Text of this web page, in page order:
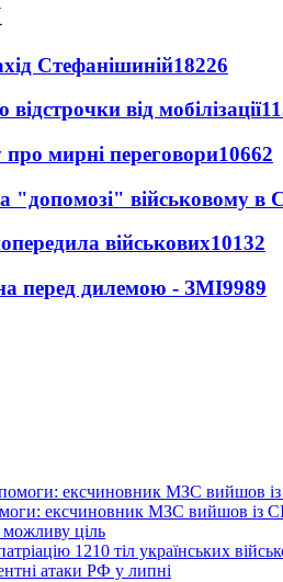
Стефанішиній18226
від мобілізації
про мирні переговори10662
військовому в
військових10132
перед дилемою - ЗМІ9989
ексчиновник МЗС вийшов із
ціль
1210 тіл українських
атаки РФ у липні